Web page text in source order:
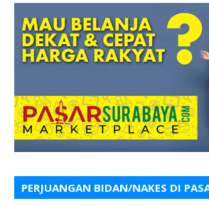
PERJUANGAN BIDAN/NAKES DI